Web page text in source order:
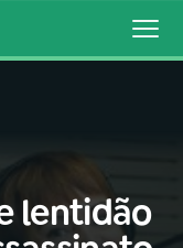
lentidão